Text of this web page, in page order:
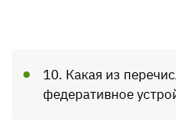
10. Какая из
федеративное